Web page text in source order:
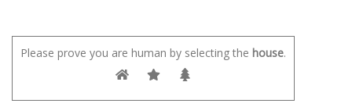
Please prove you are human by selecting the house.